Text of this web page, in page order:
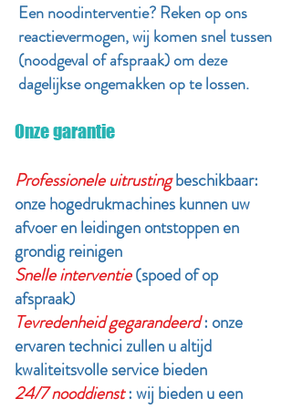
Een noodinterventie? Reken op ons
reactievermogen, wij komen snel tussen
(noodgeval of afspraak) om deze
dagelijkse ongemakken op te lossen.
Onze garantie
Professionele uitrustingbeschikbaar:
onze hogedrukmachines kunnen uw
afvoer en leidingen ontstoppen en
grondig reinigen
Snelle interventie(spoed of op
afspraak)
Tevredenheid gegarandeerd: onze
ervaren technici zullen u altijd
kwaliteitsvolle service bieden
24/7 nooddienst: wij bieden u een